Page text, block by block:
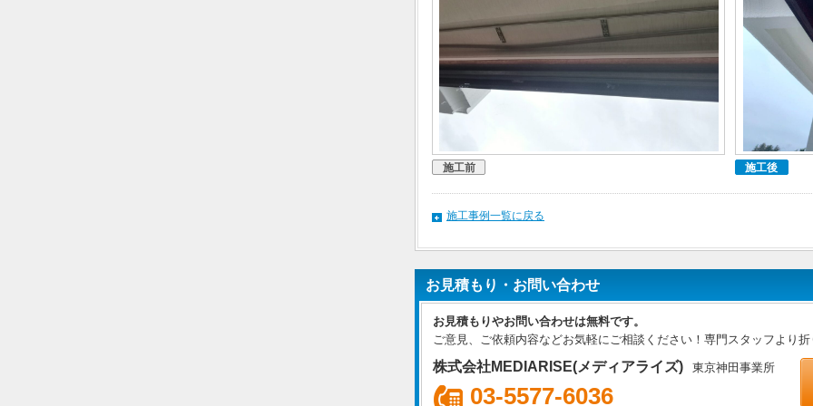
施工前 施工後
施工事例一覧に戻る
お見積もり・お問い合わせ
お見積もりやお問い合わせは無料です。
ご意見、ご依頼内容などお気軽にご相談ください！専門スタッフより
株式会社MEDIARISE(メディアライズ) 東京神田事業所
03-5577-6036